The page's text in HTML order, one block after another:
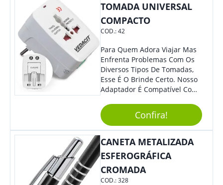
TOMADA UNIVERSAL
COMPACTO
COD.:42
Para Quem Adora Viajar Mas
Enfrenta Problemas Com Os
Diversos Tipos De Tomadas,
Esse É O Brinde Certo. Nosso
Adaptador É Compatível Com
Diferentes Países E Com
Todas As Tensões. Em
Tamanho Compacto, É
Perfeito Para Carregar Na
Bolsa Ou Na Mochila. É A
Praticidade Que Todos
Precisam Em Apenas Um
Item! Demais, Não É?!
Confira!
CANETA METALIZADA
ESFEROGRÁFICA
CROMADA
COD.:328